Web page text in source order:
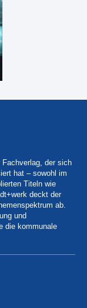
der sich
hat – sowohl im
Titeln wie
deckt der
ab.
und
die kommunale